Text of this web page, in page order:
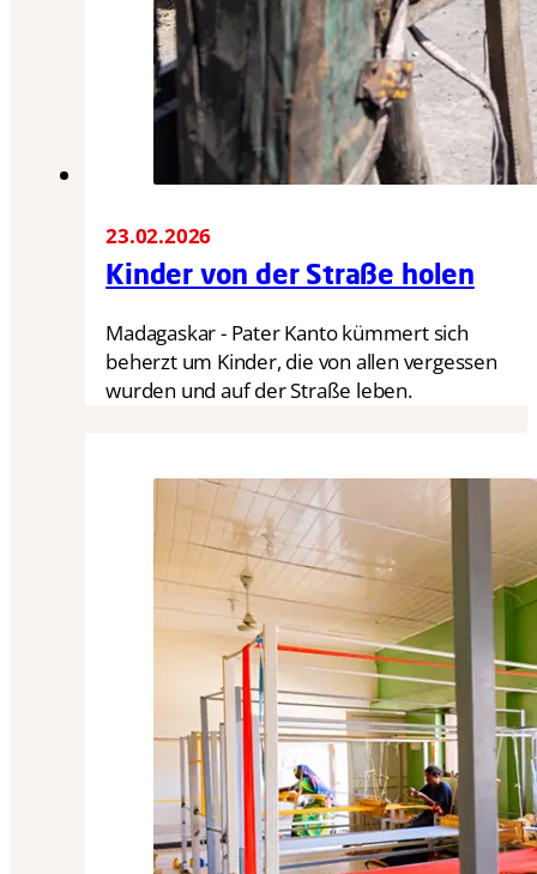
23.02.2026
Kinder von der Straße holen
Madagaskar - Pater Kanto kümmert sich
beherzt um Kinder, die von allen vergessen
wurden und auf der Straße leben.